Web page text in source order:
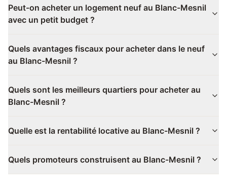
Peut-on acheter un logement neuf au Blanc-Mesnil
avec un petit budget ?
Quels avantages fiscaux pour acheter dans le neuf
au Blanc-Mesnil ?
Quels sont les meilleurs quartiers pour acheter au
Blanc-Mesnil ?
Quelle est la rentabilité locative au Blanc-Mesnil ?
Quels promoteurs construisent au Blanc-Mesnil ?